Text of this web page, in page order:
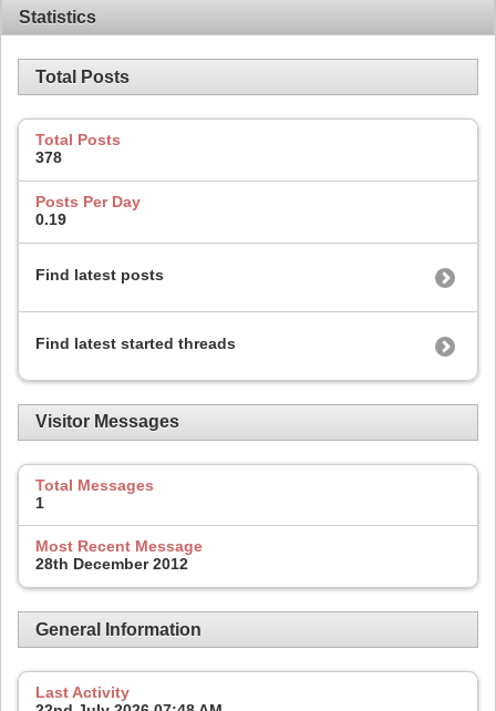
Statistics
Total Posts
Total Posts
378
Posts Per Day
0.19
Find latest posts
Find latest started threads
Visitor Messages
Total Messages
1
Most Recent Message
28th December 2012
General Information
Last Activity